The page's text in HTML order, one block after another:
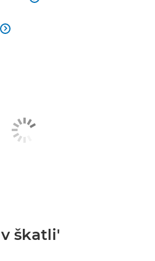

škatli'